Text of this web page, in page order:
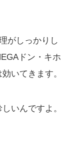
がしっかりし
ドン・キホ
いてきます。
いんですよ。